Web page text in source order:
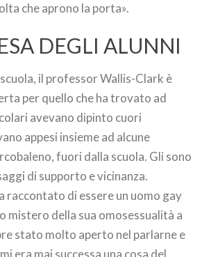
che aprono la porta».
DEGLI ALUNNI
il professor Wallis-Clark è
per quello che ha trovato ad
avevano dipinto cuori
appesi insieme ad alcune
fuori dalla scuola. Gli sono
di supporto e vicinanza.
raccontato di essere un uomo gay
mistero della sua omosessualità a
stato molto aperto nel parlarne e
era mai successa una cosa del